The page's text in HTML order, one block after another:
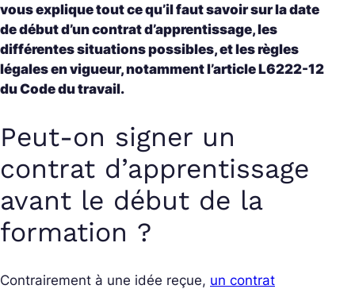
vous explique tout ce qu’il faut savoir sur la date
de début d’un contrat d’apprentissage, les
différentes situations possibles, et les règles
légales en vigueur, notamment l’article L6222-12
du Code du travail.
Peut-on signer un
contrat d’apprentissage
avant le début de la
formation ?
Contrairement à une idée reçue, un contrat